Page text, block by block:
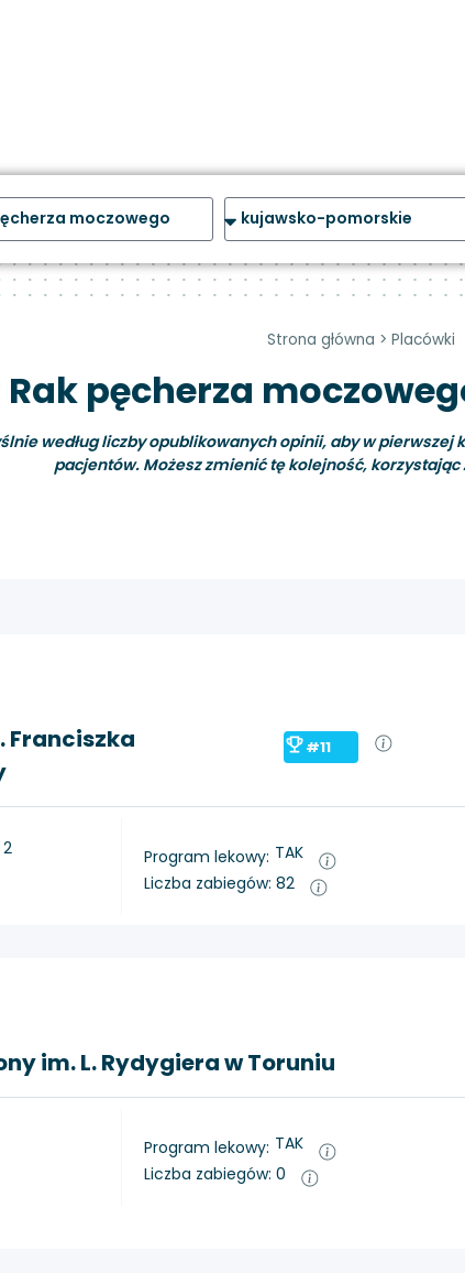
Strona główna > Placówki
Rak pęcherza
według liczby opublikowanych opinii, aby w
pacjentów. Możesz zmienić tę kolejność,
Franciszka
#11
Program lekowy: TAK
Liczba zabiegów: 82
im. L. Rydygiera w Toruniu
Program lekowy: TAK
Liczba zabiegów: 0